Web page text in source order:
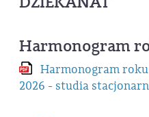
Harmonogram
Harmonogram
2026 - studia